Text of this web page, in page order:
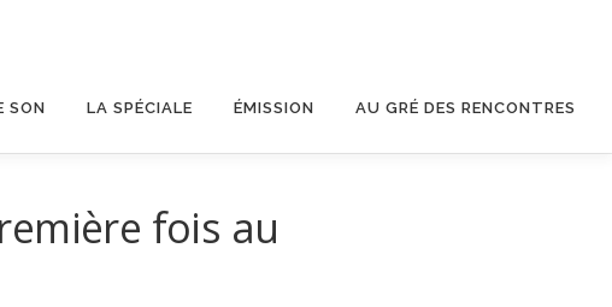
SON LA SPÉCIALE ÉMISSION AU GRÉ DES RENCONTRES
fois au